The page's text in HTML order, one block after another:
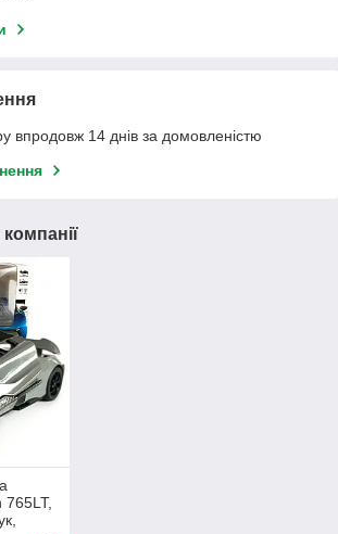
впродовж 14 днів за домовленістю